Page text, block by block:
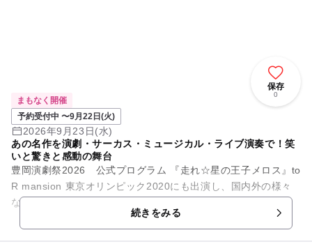
保存
0
まもなく開催
予約受付中 〜9月22日(火)
2026年9月23日(水)
あの名作を演劇・サーカス・ミュージカル・ライブ演奏で！笑
いと驚きと感動の舞台
豊岡演劇祭2026 公式プログラム 『走れ☆星の王子メロス』to
R mansion 東京オリンピック2020にも出演し、国内外の様々
な舞台で高い評価を得ている「to R mansion...
続きをみる